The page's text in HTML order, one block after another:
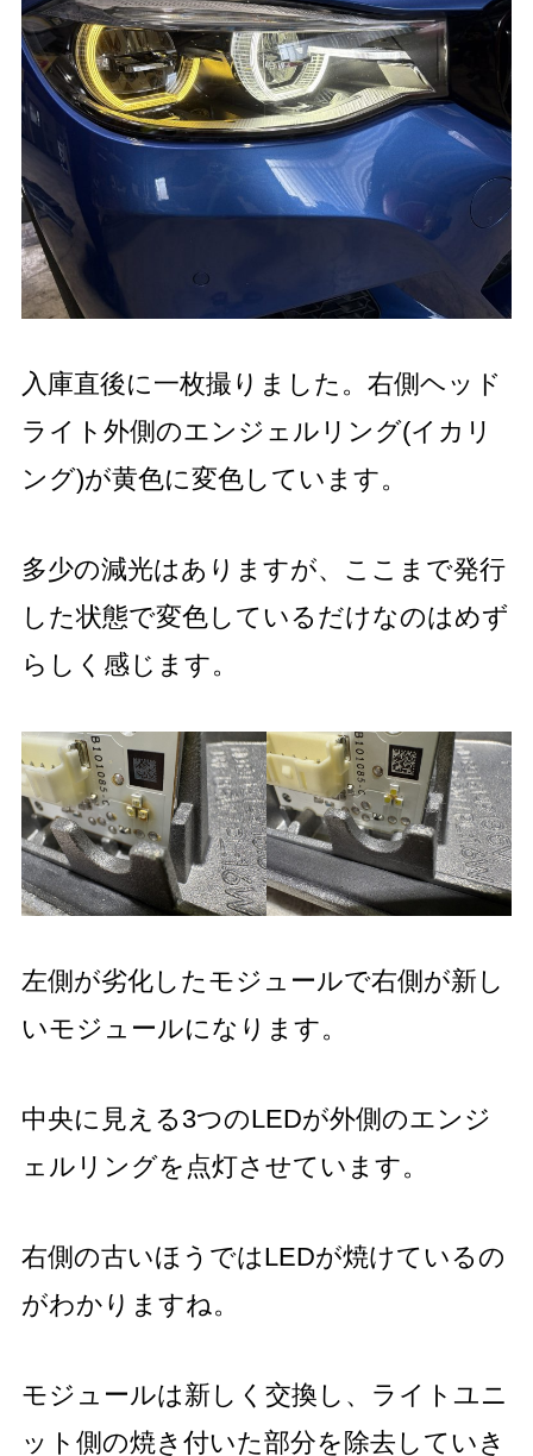
入庫直後に一枚撮りました。右側ヘッド
ライト外側のエンジェルリング(イカリ
ング)が黄色に変色しています。
多少の減光はありますが、ここまで発行
した状態で変色しているだけなのはめず
らしく感じます。
左側が劣化したモジュールで右側が新し
いモジュールになります。
中央に見える3つのLEDが外側のエンジ
ェルリングを点灯させています。
右側の古いほうではLEDが焼けているの
がわかりますね。
モジュールは新しく交換し、ライトユニ
ット側の焼き付いた部分を除去していき